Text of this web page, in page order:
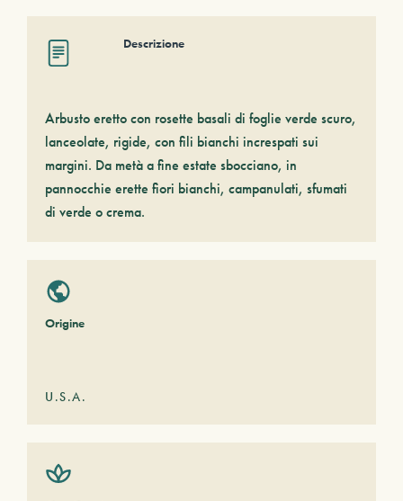
Descrizione
Arbusto eretto con rosette basali di foglie verde scuro,
lanceolate, rigide, con fili bianchi increspati sui
margini. Da metà a fine estate sbocciano, in
pannocchie erette fiori bianchi, campanulati, sfumati
di verde o crema.
Origine
U.S.A.